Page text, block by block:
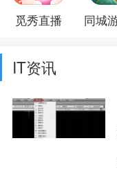
觅秀直播
IT资讯